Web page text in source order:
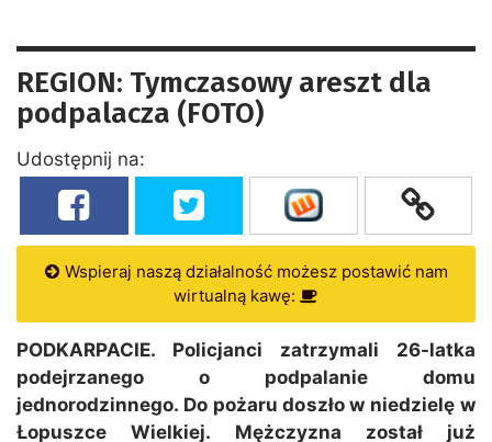
REGION: Tymczasowy areszt dla
podpalacza (FOTO)
Udostępnij na:
Wspieraj naszą działalność możesz postawić nam
wirtualną kawę:
PODKARPACIE. Policjanci zatrzymali 26-latka
podejrzanego o podpalanie domu
jednorodzinnego. Do pożaru doszło w niedzielę w
Łopuszce Wielkiej. Mężczyzna został już